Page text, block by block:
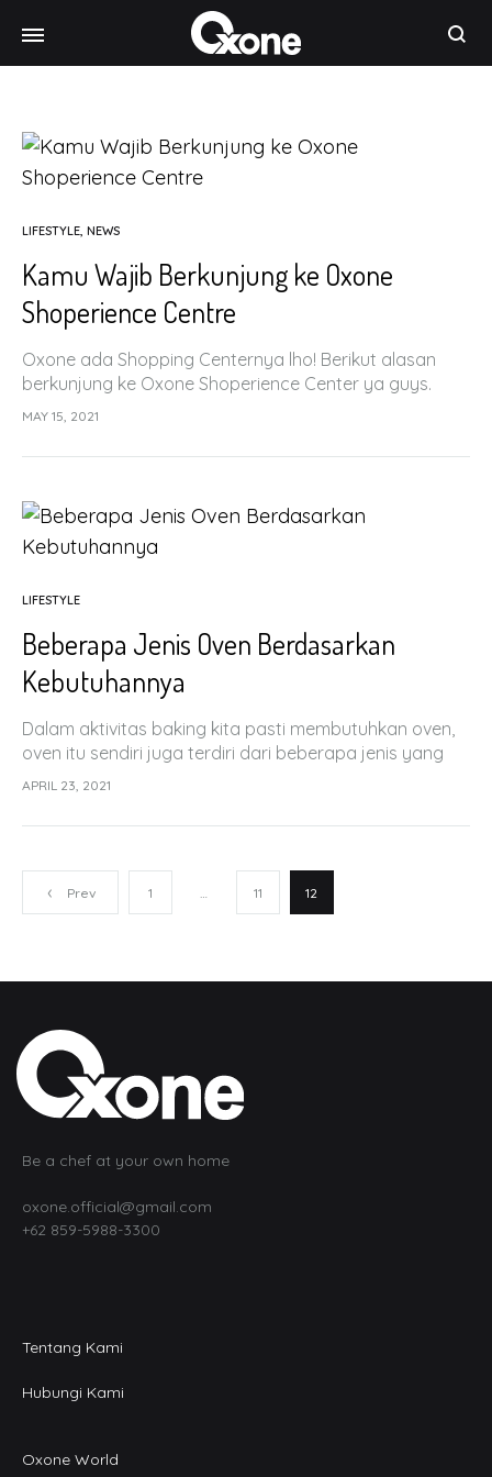
Oxone
Chef
home
LIFESTYLE, NEWS
Kamu Wajib Berkunjung ke Oxone
Shoperience Centre
Oxone ada Shopping Centernya lho! Berikut alasan
berkunjung ke Oxone Shoperience Center ya guys.
Tetap ingat patuhi protokol kesehatan ya!
MAY 15, 2021
LIFESTYLE
Beberapa Jenis Oven Berdasarkan
Kebutuhannya
Dalam aktivitas baking kita pasti membutuhkan oven,
oven itu sendiri juga terdiri dari beberapa jenis yang
memiliki perbedaannya masing-masing walaupun
APRIL 23, 2021
Prev 1 … 11 12
Be a chef at your own home
oxone.official@gmail.com
+62 859-5988-3300
Tentang Kami
Hubungi Kami
Oxone World